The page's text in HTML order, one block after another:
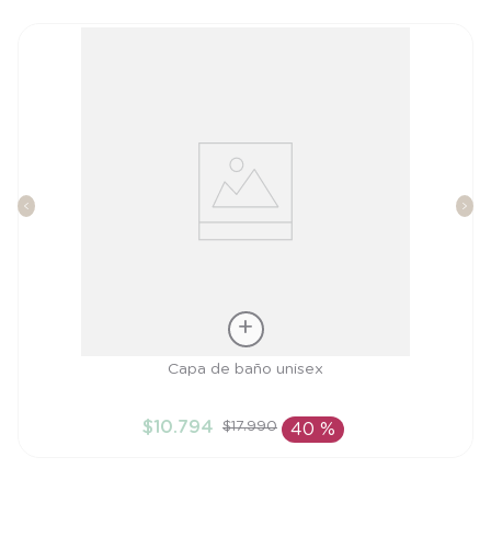
AÑADIR AL CARRITO
Capa de baño unisex
$10.794 $17.990 40 %